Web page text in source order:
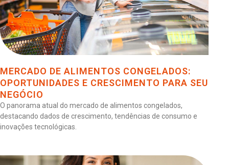
MERCADO DE ALIMENTOS CONGELADOS:
OPORTUNIDADES E CRESCIMENTO PARA SEU
NEGÓCIO
O panorama atual do mercado de alimentos congelados,
destacando dados de crescimento, tendências de consumo e
inovações tecnológicas.